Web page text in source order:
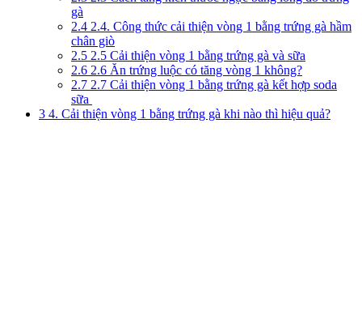
gà
2.4 2.4. Công thức cải thiện vòng 1 bằng trứng gà hầm
chân giò
2.5 2.5 Cải thiện vòng 1 bằng trứng gà và sữa
2.6 2.6 Ăn trứng luộc có tăng vòng 1 không?
2.7 2.7 Cải thiện vòng 1 bằng trứng gà kết hợp soda
sữa
3 4. Cải thiện vòng 1 bằng trứng gà khi nào thì hiệu quả?